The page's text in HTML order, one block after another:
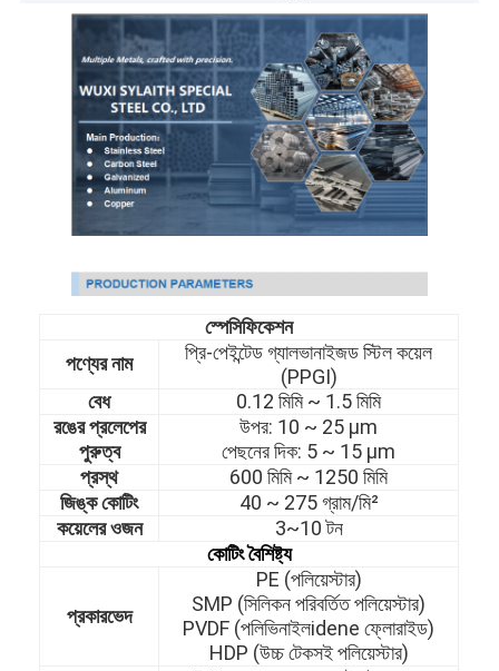
স্পেসিফিকেশন
পণ্যের নাম
প্রি-পেইন্টেড গ্যালভানাইজড স্টিল কয়েল
(PPGI)
বেধ
0.12 মিমি ~ 1.5 মিমি
রঙের প্রলেপের
পুরুত্ব
উপর: 10 ~ 25 μm
পেছনের দিক: 5 ~ 15 μm
প্রস্থ
600 মিমি ~ 1250 মিমি
জিঙ্ক কোটিং
40 ~ 275 গ্রাম/মি²
কয়েলের ওজন
3~10 টন
কোটিং বৈশিষ্ট্য
প্রকারভেদ
PE (পলিয়েস্টার)
SMP (সিলিকন পরিবর্তিত পলিয়েস্টার)
PVDF (পলিভিনাইলidene ফ্লোরাইড)
HDP (উচ্চ টেকসই পলিয়েস্টার)